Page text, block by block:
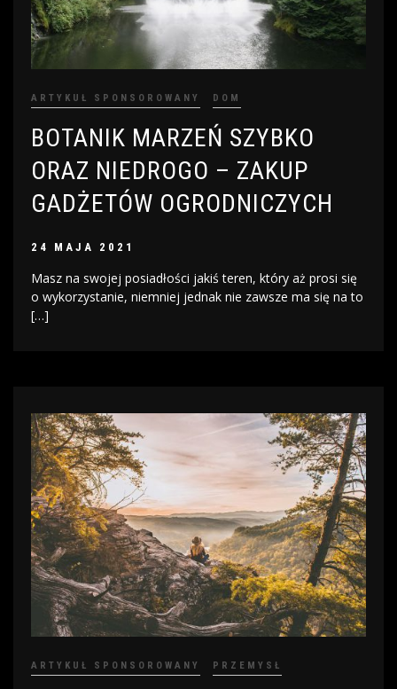
ARTYKUŁ SPONSOROWANY DOM
BOTANIK MARZEŃ SZYBKO
ORAZ NIEDROGO – ZAKUP
GADŻETÓW OGRODNICZYCH
24 MAJA 2021
Masz na swojej posiadłości jakiś teren, który aż prosi się
o wykorzystanie, niemniej jednak nie zawsze ma się na to
[…]
ARTYKUŁ SPONSOROWANY PRZEMYSŁ